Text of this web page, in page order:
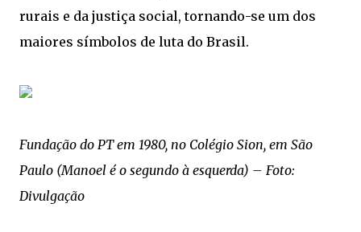
rurais e da justiça social, tornando-se um dos
maiores símbolos de luta do Brasil.
Fundação do PT em 1980, no Colégio Sion, em São
Paulo (Manoel é o segundo à esquerda) – Foto:
Divulgação